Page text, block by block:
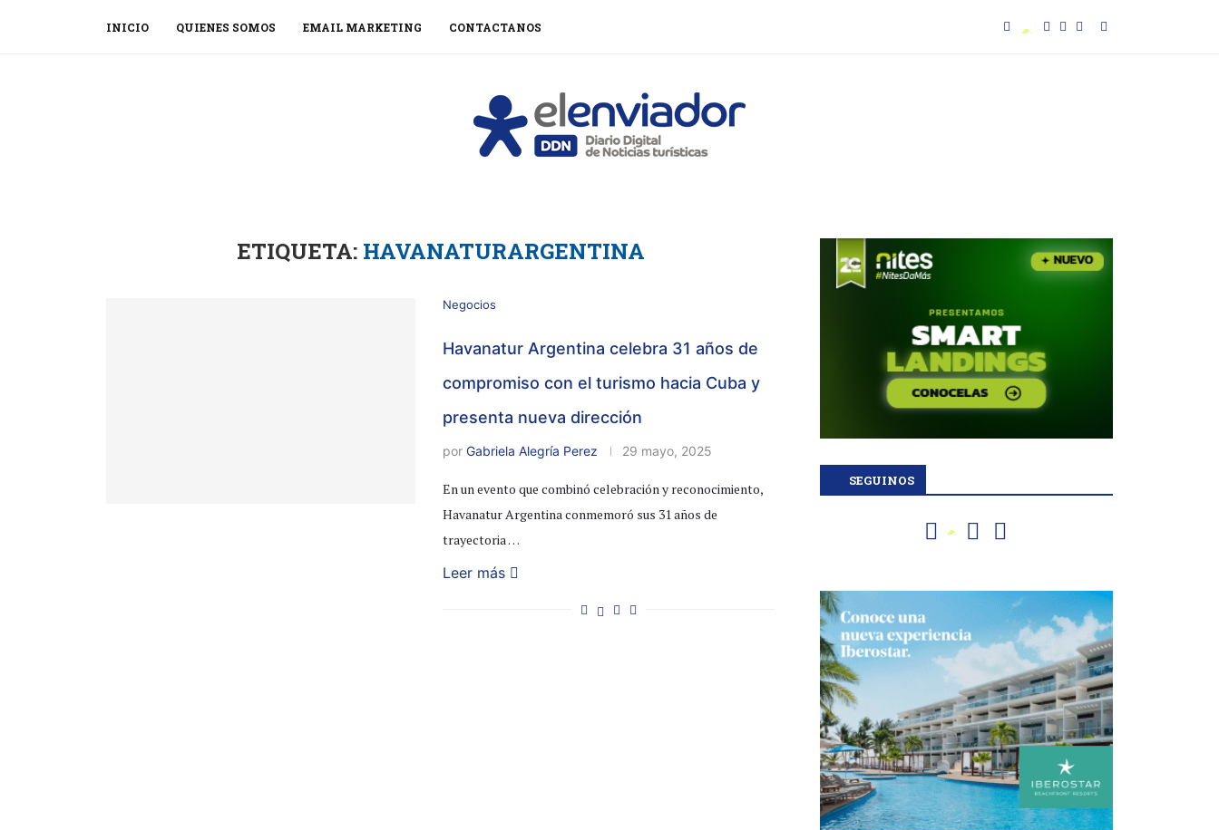
INICIO QUIENES SOMOS EMAIL MARKETING CONTACTANOS
ETIQUETA: HAVANATURARGENTINA
Negocios
Havanatur Argentina celebra 31 años de
compromiso con el turismo hacia Cuba y
presenta nueva dirección
porGabriela Alegría Perez 29 mayo, 2025
En un evento que combinó celebración y reconocimiento,
Havanatur Argentina conmemoró sus 31 años de
trayectoria …
Leer más
SEGUINOS